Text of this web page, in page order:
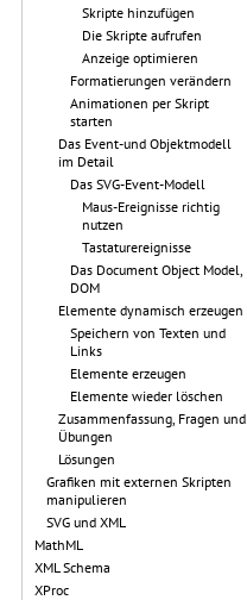
Skripte hinzufügen
Die Skripte aufrufen
Anzeige optimieren
Formatierungen verändern
Animationen per Skript
starten
Das Event-und Objektmodell
im Detail
Das SVG-Event-Modell
Maus-Ereignisse richtig
nutzen
Tastaturereignisse
Das Document Object Model,
DOM
Elemente dynamisch erzeugen
Speichern von Texten und
Links
Elemente erzeugen
Elemente wieder löschen
Zusammenfassung, Fragen und
Übungen
Lösungen
Grafiken mit externen Skripten
manipulieren
SVG und XML
MathML
XML Schema
XProc